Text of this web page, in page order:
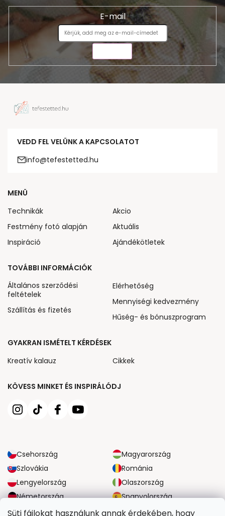
Süti fájlokat használunk annak érdekében, hogy
E-mail
VEDD FEL VELÜNK A KAPCSOLATOT
info@tefestetted.hu
KÖVESS MINKET ÉS INSPIRÁLÓDJ
Csehország
Magyarország
Szlovákia
Románia
Lengyelország
Olaszország
Németország
Spanyolország
Nagy-Britannia
Ausztria
MENÜ
Technikák
Festmény fotó alapján
Inspiráció
Akcio
Aktuális
Ajándékötletek
TOVÁBBI INFORMÁCIÓK
Általános szerződési
feltételek
Szállítás és fizetés
Elérhetőség
Mennyiségi kedvezmény
Hűség- és bónuszprogram
GYAKRAN ISMÉTELT KÉRDÉSEK
Kreatív kalauz
Cikkek